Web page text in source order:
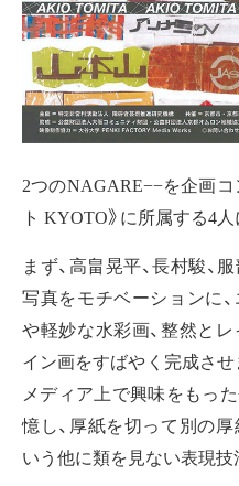
2つのNAGARE−−を企画コ
ト KYOTO》に所属する4
まず、高畠晃平、長村駿
写真をモチベーションに
や軽妙な水彩画、整然と
イン画をすばやく完成させ
メディア上で興味をもっ
憶し、厚紙を切って別の
いう他に類を見ない表現技